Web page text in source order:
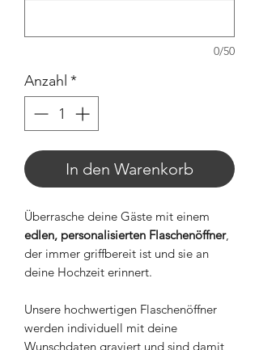
0/50
Anzahl *
In den Warenkorb
Überrasche deine Gäste mit einem
edlen, personalisierten Flaschenöffner,
der immer griffbereit ist und sie an
deine Hochzeit erinnert.
Unsere hochwertigen Flaschenöffner
werden individuell mit deine
Wunschdaten graviert und sind damit